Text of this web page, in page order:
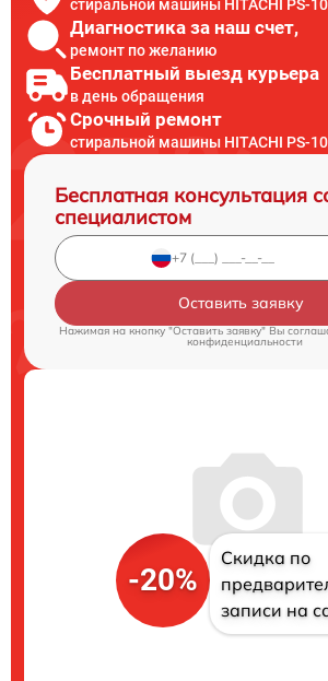
стиральной машины HITACHI PS-
Диагностика за наш счет,
ремонт по желанию
Бесплатный выезд курьера
в день обращения
Срочный ремонт
стиральной машины HITACHI PS-
Бесплатная консультация
специалистом
Оставить заявку
Нажимая на кнопку "Оставить заявку" Вы
конфиденциальности
-20%
Скидка по
записи на